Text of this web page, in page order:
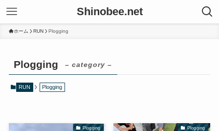
Shinobee.net
ホーム RUN Plogging
Plogging – category –
RUN Plogging
Plogging Plogging